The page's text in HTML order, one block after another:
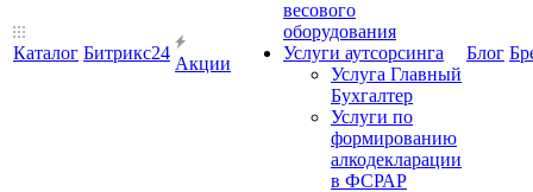
Каталог Битрикс24
Акции
весового
оборудования
Услуги аутсорсинга
Услуга Главный
Бухгалтер
Услуги по
формированию
алкодекларации
в ФСРАР
Блог